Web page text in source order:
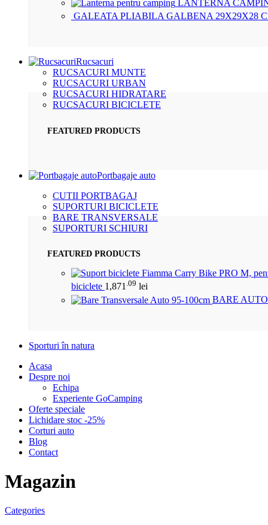
LANTERNA
GALEATA PLIABILA GALBENA 29X29X28
Rucsacuri
RUCSACURI MUNTE
RUCSACURI URBAN
RUCSACURI HIDRATARE
RUCSACURI BICICLETE
FEATURED PRODUCTS
Portbagaje auto
CUTII PORTBAGAJ
SUPORTURI BICICLETE
BARE TRANSVERSALE
SUPORTURI SCHIURI
FEATURED PRODUCTS
biciclete 1,871 .09 lei
BARE
Sporturi în natura
Acasa
Despre noi
Echipa
Experiente GoCamping
Oferte speciale
Lichidare stoc -25%
Corturi auto
Blog
Contact
Magazin
Categories